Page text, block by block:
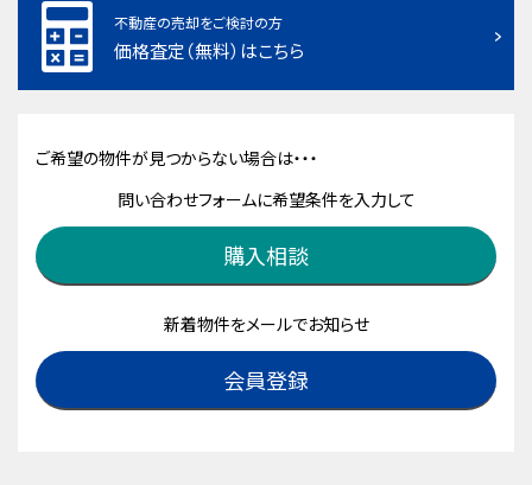
不動産の売却をご検討の方
価格査定（無料）はこちら
ご希望の物件が見つからない場合は・・・
問い合わせフォームに希望条件を入力して
購入相談
新着物件をメールでお知らせ
会員登録